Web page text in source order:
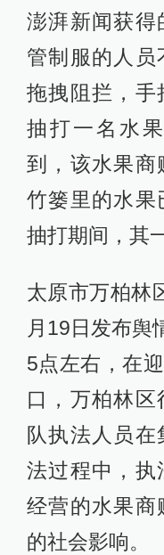
澎湃新闻获得
管制服的人员
拖拽阻拦，手
抽打一名水
到，该水果商
竹篓里的水果
抽打期间，其
太原市万柏林
月19日发布舆
5点左右，在
口，万柏林区
队执法人员
法过程中，执
经营的水果商
的社会影响。